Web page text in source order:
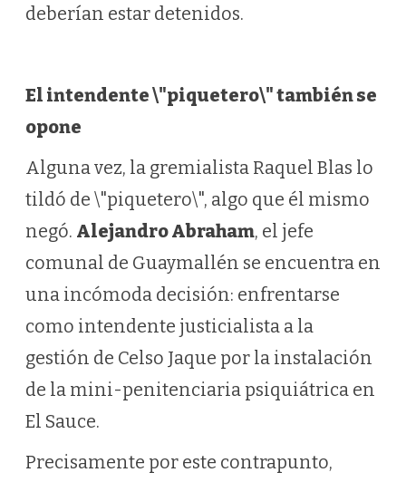
deberían estar detenidos.
El intendente \"piquetero\" también se
opone
Alguna vez, la gremialista Raquel Blas lo
tildó de \"piquetero\", algo que él mismo
negó. Alejandro Abraham, el jefe
comunal de Guaymallén se encuentra en
una incómoda decisión: enfrentarse
como intendente justicialista a la
gestión de Celso Jaque por la instalación
de la mini-penitenciaria psiquiátrica en
El Sauce.
Precisamente por este contrapunto,